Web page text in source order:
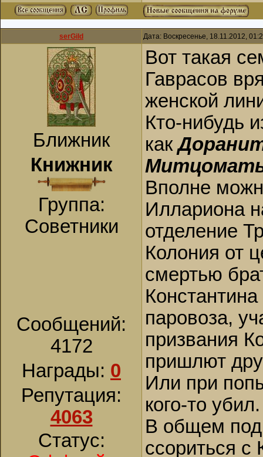
serGild Дата: Воскресенье, 18.11.2012,
Ближник
Книжник
Группа:
Советники
Сообщений:
4172
Награды: 0
Репутация:
4063
Статус:
Вот такая
Гаврасов
женской
Кто-нибудь
как
Вполне
Иллариона
отделение
Колония от
смертью
паровоза,
призвания
пришлют
Или при
кого-то убил.
В общем под
ссориться